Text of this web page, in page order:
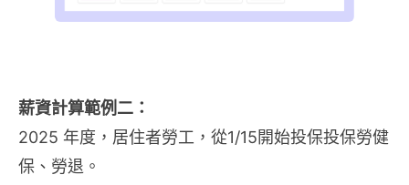
薪資計算範例二：
2025 年度，居住者勞工，從1/15開始投保投保勞健
保、勞退。